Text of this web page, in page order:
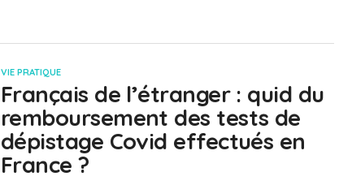
VIE PRATIQUE
Français de l’étranger : quid du
remboursement des tests de
dépistage Covid effectués en
France ?